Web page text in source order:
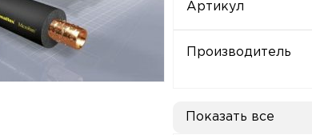
Артикул
Производитель
Показать все